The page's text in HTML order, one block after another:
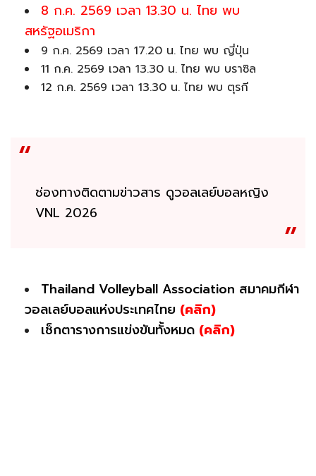
8 ก.ค. 2569 เวลา 13.30 น. ไทย พบ
สหรัฐอเมริกา
9 ก.ค. 2569 เวลา 17.20 น. ไทย พบ ญี่ปุ่น
11 ก.ค. 2569 เวลา 13.30 น. ไทย พบ บราซิล
12 ก.ค. 2569 เวลา 13.30 น. ไทย พบ ตุรกี
ช่องทางติดตามข่าวสาร ดูวอลเลย์บอลหญิง
VNL 2026
Thailand Volleyball Association สมาคมกีฬา
วอลเลย์บอลแห่งประเทศไทย (คลิก)
เช็กตารางการแข่งขันทั้งหมด (คลิก)